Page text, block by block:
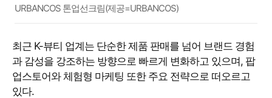
URBANCOS 톤업선크림(제공=URBANCOS)
최근 K-뷰티 업계는 단순한 제품 판매를 넘어 브랜드 경험
과 감성을 강조하는 방향으로 빠르게 변화하고 있으며, 팝
업스토어와 체험형 마케팅 또한 주요 전략으로 떠오르고
있다.